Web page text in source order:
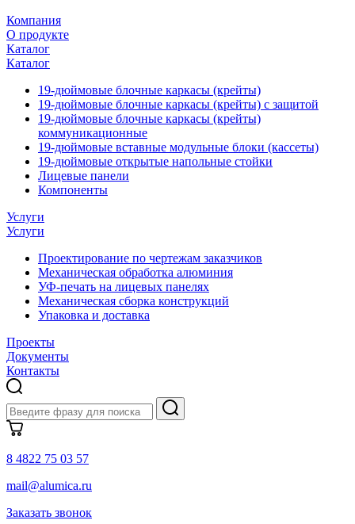
Компания
О продукте
Каталог
Каталог
19-дюймовые блочные каркасы (крейты)
19-дюймовые блочные каркасы (крейты) с защитой
19-дюймовые блочные каркасы (крейты)
коммуникационные
19-дюймовые вставные модульные блоки (кассеты)
19-дюймовые открытые напольные стойки
Лицевые панели
Компоненты
Услуги
Услуги
Проектирование по чертежам заказчиков
Механическая обработка алюминия
УФ-печать на лицевых панелях
Механическая сборка конструкций
Упаковка и доставка
Проекты
Документы
Контакты
8 4822 75 03 57
mail@alumica.ru
Заказать звонок